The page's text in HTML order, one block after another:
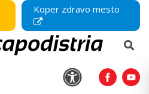
Koper zdravo mesto